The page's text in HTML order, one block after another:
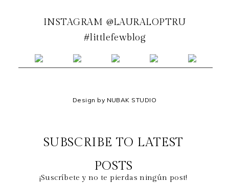
INSTAGRAM @LAURALOPTRU
#littlefewblog
Design by NUBAK STUDIO
SUBSCRIBE TO LATEST
POSTS
¡Suscríbete y no te pierdas ningún post!